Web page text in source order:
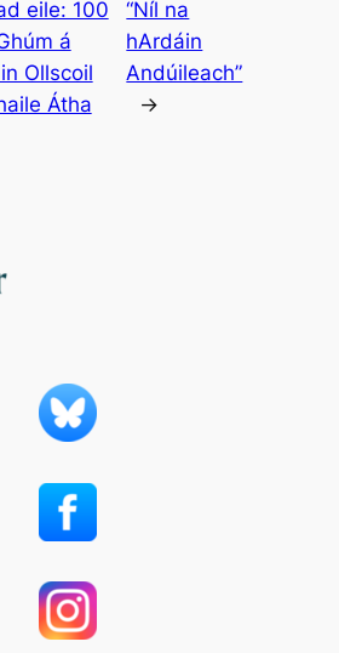
eile: 100
á
Ollscoil
Átha
“Níl na
hArdáin
Andúileach”
→